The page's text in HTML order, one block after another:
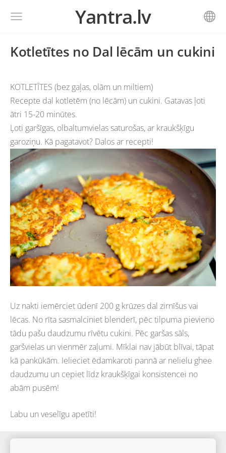
Yantra.lv
Kotletītes no Dal lēcām un cukini
KOTLETĪTES (bez gaļas, olām un miltiem)
Recepte dal kotletēm (no lēcām) un cukini. Gatavas ļoti
ātri 15-20 minūtes.
Ļoti garšīgas, olbaltumvielas saturošas, ar kraukšķīgu
garoziņu. Kā pagatavot? Dalos ar recepti!
Uz nakti iemērciet ūdenī 200 g krūzes dal zirnīšus vai
lēcas. No rīta sasmalciniet blenderī, pēc tilpuma pievieno
tādu pašu daudzumu rīvētu cukini. Pēc garšas sāls,
garšvielas un vienmēr zaļumi. Mīklai nav jābūt blīvai, tāpat
kā pankūkām. Ielieciet ēdamkaroti pannā ar nelielu ghee
daudzumu un cepiet līdz kraukšķīgai konsistencei no
abām pusēm!
Labu un veselīgu apetīti!